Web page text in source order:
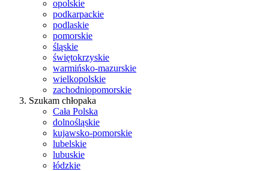
opolskie
podkarpackie
podlaskie
pomorskie
śląskie
świętokrzyskie
warmińsko-mazurskie
wielkopolskie
zachodniopomorskie
Szukam chłopaka
Cała Polska
dolnośląskie
kujawsko-pomorskie
lubelskie
lubuskie
łódzkie